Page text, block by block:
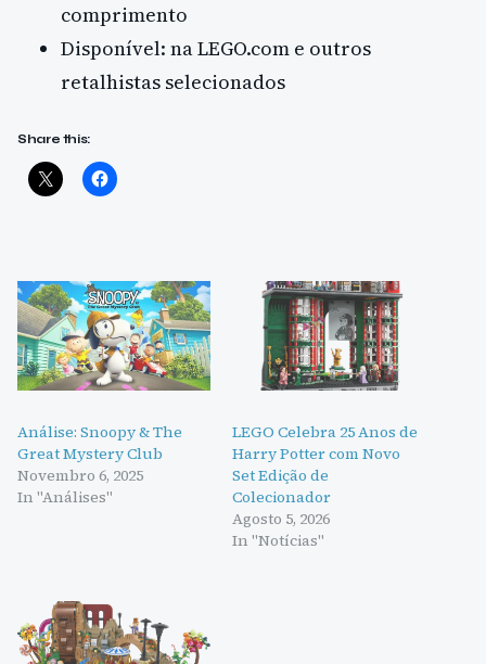
comprimento
Disponível: na LEGO.com e outros
retalhistas selecionados
Share this:
Análise: Snoopy & The
Great Mystery Club
Novembro 6, 2025
In "Análises"
LEGO Celebra 25 Anos de
Harry Potter com Novo
Set Edição de
Colecionador
Agosto 5, 2026
In "Notícias"